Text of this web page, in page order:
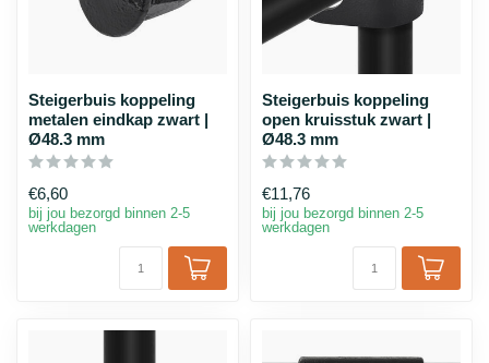
Steigerbuis koppeling
metalen eindkap zwart |
Ø48.3 mm
€6,60
bij jou bezorgd binnen 2-5
werkdagen
Steigerbuis koppeling
open kruisstuk zwart |
Ø48.3 mm
€11,76
bij jou bezorgd binnen 2-5
werkdagen